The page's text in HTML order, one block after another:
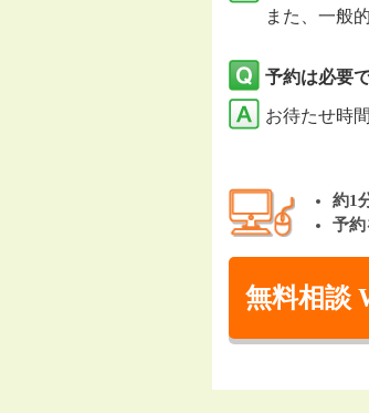
また、一般
予約は必要
お待たせ時
約1
予約
無料相談